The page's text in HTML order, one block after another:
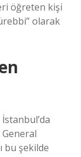
öğreten kişi
olarak
bu şekilde